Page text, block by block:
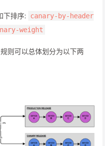
下排序:
canary-by-header
weight
则可以总体划分为以下两